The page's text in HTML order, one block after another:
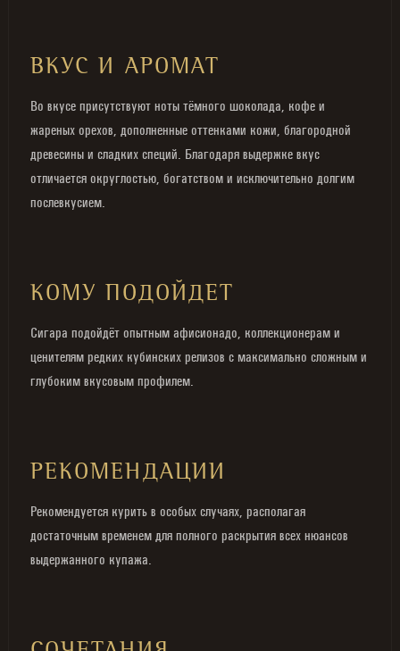
ВКУС И АРОМАТ
Во вкусе присутствуют ноты тёмного шоколада, кофе и
жареных орехов, дополненные оттенками кожи, благородной
древесины и сладких специй. Благодаря выдержке вкус
отличается округлостью, богатством и исключительно долгим
послевкусием.
КОМУ ПОДОЙДЕТ
Сигара подойдёт опытным афисионадо, коллекционерам и
ценителям редких кубинских релизов с максимально сложным и
глубоким вкусовым профилем.
РЕКОМЕНДАЦИИ
Рекомендуется курить в особых случаях, располагая
достаточным временем для полного раскрытия всех нюансов
выдержанного купажа.